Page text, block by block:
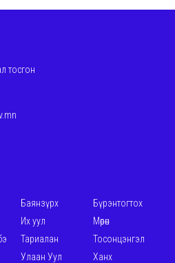
тосгон
Баянзүрх
Бүрэнтогтох
Их уул
Мөрөн
Тариалан
Тосонцэнгэл
Улаан Уул
Ханх